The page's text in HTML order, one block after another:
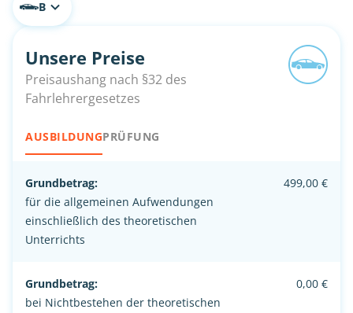
B
Unsere Preise
Preisaushang nach §32 des
Fahrlehrergesetzes
AUSBILDUNGPRÜFUNG
Grundbetrag:
für die allgemeinen Aufwendungen
einschließlich des theoretischen
Unterrichts
499,00 €
Grundbetrag:
bei Nichtbestehen der theoretischen
0,00 €